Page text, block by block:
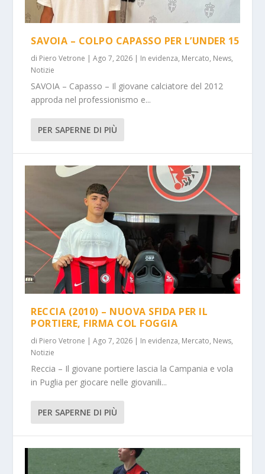
SAVOIA – COLPO CAPASSO PER L’UNDER 15
di Piero Vetrone |Ago 7, 2026 | In evidenza, Mercato, News,
Notizie
SAVOIA – Capasso – Il giovane calciatore del 2012
approda nel professionismo e...
PER SAPERNE DI PIÙ
RECCIA (2010) – NUOVA SFIDA PER IL
PORTIERE, FIRMA COL FOGGIA
di Piero Vetrone |Ago 7, 2026 | In evidenza, Mercato, News,
Notizie
Reccia – Il giovane portiere lascia la Campania e vola
in Puglia per giocare nelle giovanili...
PER SAPERNE DI PIÙ